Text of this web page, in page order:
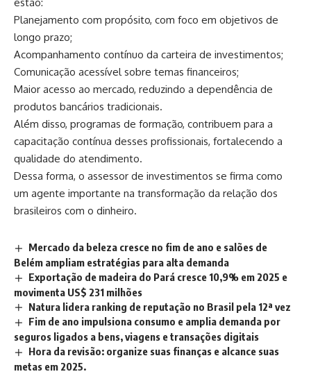
Planejamento com propósito, com foco em objetivos de
longo prazo;
Acompanhamento contínuo da carteira de investimentos;
Comunicação acessível sobre temas financeiros;
Maior acesso ao mercado, reduzindo a dependência de
produtos bancários tradicionais.
Além disso, programas de formação, contribuem para a
capacitação contínua desses profissionais, fortalecendo a
qualidade do atendimento.
Dessa forma, o assessor de investimentos se firma como
um agente importante na transformação da relação dos
brasileiros com o dinheiro.
Mercado da beleza cresce no fim de ano e salões de
Belém ampliam estratégias para alta demanda
Exportação de madeira do Pará cresce 10,9% em 2025 e
movimenta US$ 231 milhões
Natura lidera ranking de reputação no Brasil pela 12ª vez
Fim de ano impulsiona consumo e amplia demanda por
seguros ligados a bens, viagens e transações digitais
Hora da revisão: organize suas finanças e alcance suas
metas em 2025.